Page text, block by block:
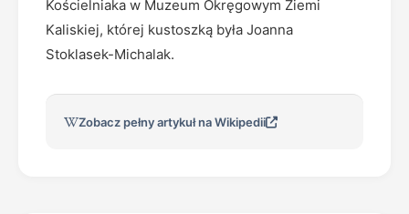
Kościelniaka w Muzeum Okręgowym Ziemi
Kaliskiej, której kustoszką była Joanna
Stoklasek-Michalak.
Zobacz pełny artykuł na Wikipedii